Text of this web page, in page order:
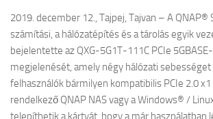
2019. december 12., Tajpej, Tajvan – A QNAP®
számítási, a hálózatépítés és a tárolás egyik
bejelentette az QXG-5G1T-111C PCIe
megjelenését, amely négy hálózati
felhasználók bármilyen kompatibilis PCIe 2.0
rendelkező QNAP NAS vagy a Windows® /
telepíthetik a kártyát, hogy a már használatban